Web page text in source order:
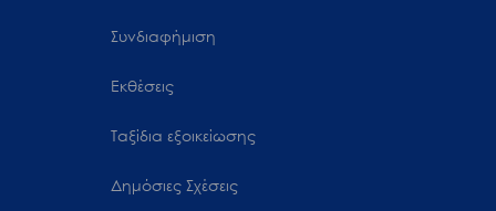
Συνδιαφήμιση
Εκθέσεις
Ταξίδια εξοικείωσης
Δημόσιες Σχέσεις